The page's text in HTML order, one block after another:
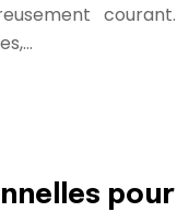
courant.
pour